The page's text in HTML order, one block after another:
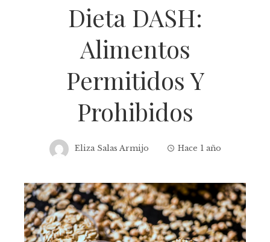
Dieta DASH:
Alimentos
Permitidos Y
Prohibidos
Eliza Salas Armijo Hace 1 año